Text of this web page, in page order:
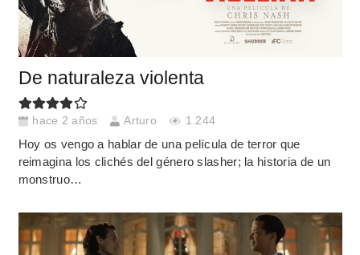
De naturaleza violenta
hace 2 años Arturo 1.244
Hoy os vengo a hablar de una película de terror que
reimagina los clichés del género slasher; la historia de un
monstruo…